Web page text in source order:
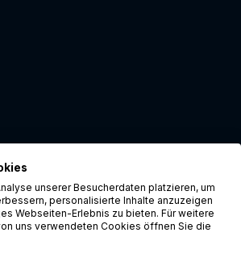
unserer Besucherdaten platzieren, um
personalisierte Inhalte anzuzeigen
Webseiten-Erlebnis zu bieten. Für weitere
uns verwendeten Cookies öffnen Sie die